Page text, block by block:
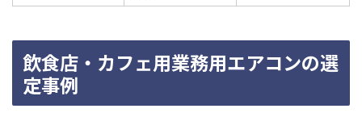
飲食店・カフェ用業務用エアコンの選
定事例